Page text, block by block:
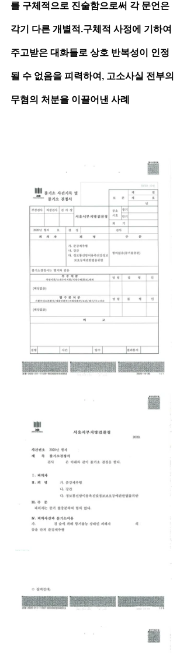
를 구체적으로 진술함으로써 각 문언은
각기 다른 개별적.구체적 사정에 기하여
주고받은 대화들로 상호 반복성이 인정
될 수 없음을 피력하여, 고소사실 전부의
무혐의 처분을 이끌어낸 사례